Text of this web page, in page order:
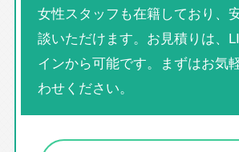
女性スタッフも在籍しており、
談いただけます。お見積りは、
インから可能です。まずはお気
わせください。